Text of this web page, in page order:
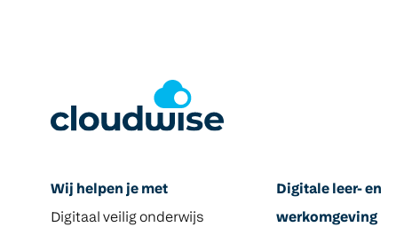
Wij helpen je met
Digitaal veilig onderwijs
Digitale leer- en
werkomgeving